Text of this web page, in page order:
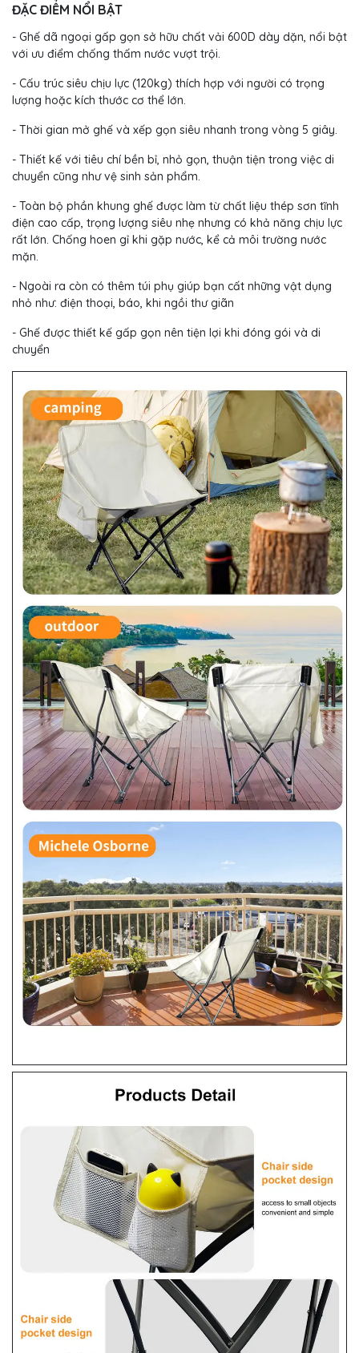
ĐẶC ĐIỂM NỔI BẬT
- Ghế dã ngoại gấp gọn sở hữu chất vải 600D dày dặn, nổi bật
với ưu điểm chống thấm nước vượt trội.
- Cấu trúc siêu chịu lực (120kg) thích hợp với người có trọng
lượng hoặc kích thước cơ thể lớn.
- Thời gian mở ghế và xếp gọn siêu nhanh trong vòng 5 giây.
- Thiết kế với tiêu chí bền bỉ, nhỏ gọn, thuận tiện trong việc di
chuyển cũng như vệ sinh sản phẩm.
- Toàn bộ phần khung ghế được làm từ chất liệu thép sơn tĩnh
điện cao cấp, trọng lượng siêu nhẹ nhưng có khả năng chịu lực
rất lớn. Chống hoen gỉ khi gặp nước, kể cả môi trường nước
mặn.
- Ngoài ra còn có thêm túi phụ giúp bạn cất những vật dụng
nhỏ như: điện thoại, báo, khi ngồi thư giãn
- Ghế được thiết kế gấp gọn nên tiện lợi khi đóng gói và di
chuyển